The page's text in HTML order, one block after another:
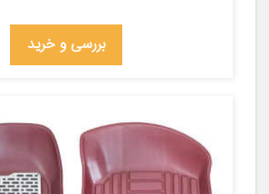
بررسی و خرید